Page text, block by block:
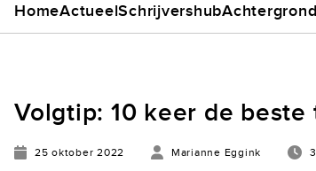
HomeActueelSchrijvershub
Volgtip: 10 keer de
25 oktober 2022 Marianne Eggink